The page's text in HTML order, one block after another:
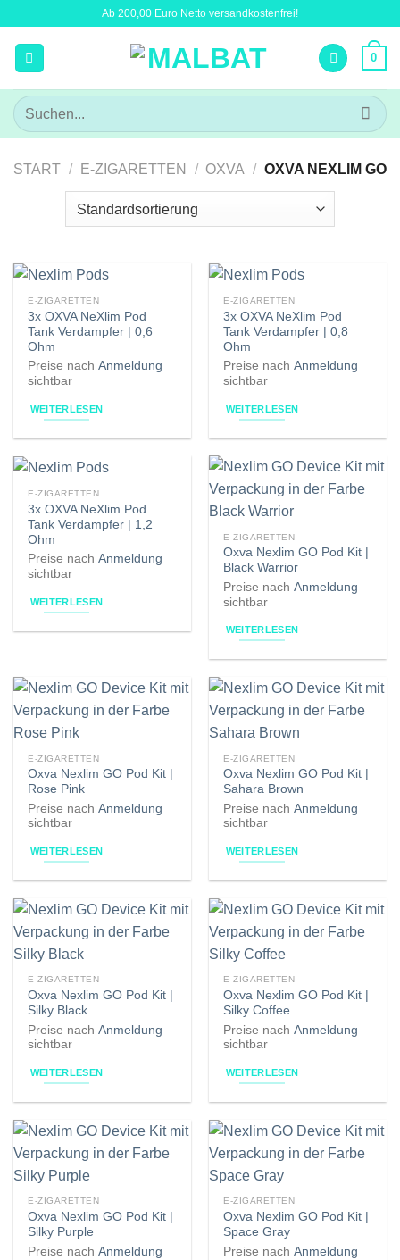
springen
Ab 200,00 Euro Netto versandkostenfrei!
0
Suchen
nach:
START / E-ZIGARETTEN / OXVA / OXVA NEXLIM GO
E-ZIGARETTEN
3x OXVA NeXlim Pod
Tank Verdampfer | 0,6
Ohm
Preise nachAnmeldung
sichtbar
WEITERLESEN
E-ZIGARETTEN
3x OXVA NeXlim Pod
Tank Verdampfer | 0,8
Ohm
Preise nachAnmeldung
sichtbar
WEITERLESEN
E-ZIGARETTEN
3x OXVA NeXlim Pod
Tank Verdampfer | 1,2
Ohm
Preise nachAnmeldung
sichtbar
WEITERLESEN
E-ZIGARETTEN
Oxva Nexlim GO Pod Kit |
Black Warrior
Preise nachAnmeldung
sichtbar
WEITERLESEN
E-ZIGARETTEN
Oxva Nexlim GO Pod Kit |
Rose Pink
Preise nachAnmeldung
sichtbar
WEITERLESEN
E-ZIGARETTEN
Oxva Nexlim GO Pod Kit |
Sahara Brown
Preise nachAnmeldung
sichtbar
WEITERLESEN
E-ZIGARETTEN
Oxva Nexlim GO Pod Kit |
Silky Black
Preise nachAnmeldung
sichtbar
WEITERLESEN
E-ZIGARETTEN
Oxva Nexlim GO Pod Kit |
Silky Coffee
Preise nachAnmeldung
sichtbar
WEITERLESEN
E-ZIGARETTEN
Oxva Nexlim GO Pod Kit |
Silky Purple
Preise nachAnmeldung
E-ZIGARETTEN
Oxva Nexlim GO Pod Kit |
Space Gray
Preise nachAnmeldung